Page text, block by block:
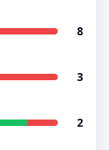
8
3
2